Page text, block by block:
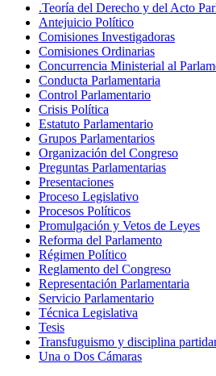
.Teoría del Derecho y del Acto
Antejuicio Político
Comisiones Investigadoras
Comisiones Ordinarias
Concurrencia Ministerial al
Conducta Parlamentaria
Control Parlamentario
Crisis Política
Estatuto Parlamentario
Grupos Parlamentarios
Organización del Congreso
Preguntas Parlamentarias
Presentaciones
Proceso Legislativo
Procesos Políticos
Promulgación y Vetos de Leyes
Reforma del Parlamento
Régimen Político
Reglamento del Congreso
Representación Parlamentaria
Servicio Parlamentario
Técnica Legislativa
Tesis
Transfuguismo y disciplina
Una o Dos Cámaras